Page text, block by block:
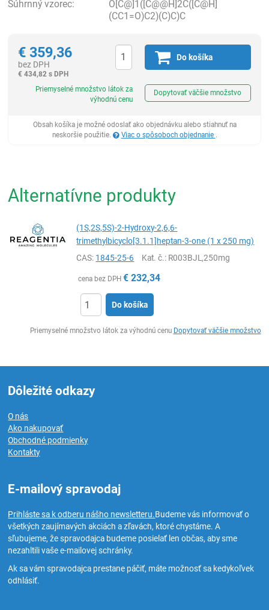
Súhrnný vzorec:
O[C@]1([C@@H]2C([C@H]
(CC1=O)C2)(C)C)C
€ 359,36
bez DPH
€ 434,82 s DPH
Do košíka
Priemyselné množstvo látok za
výhodnú cenu
Dopytovať väčšie množstvo
Obsah košíka je možné odoslať ako objednávku alebo stiahnuť na
neskoršie použitie.
Viac o spôsoboch objednanie .
Alternatívne produkty
(1S,2S,5S)-2-Hydroxy-2,6,6-
trimethylbicyclo[3.1.1]heptan-3-one (1 x 250 mg)
CAS: 1845-25-6 Kat. č.: R003BJL,250mg
cena bez DPH € 232,34
Do košíka
Priemyselné množstvo látok za výhodnú cenu Dopytovať väčšie množstvo
Dôležité odkazy
O nás
Ako nakupovať
Obchodné podmienky
Kontakty
E-mailový spravodaj
Prihláste sa k odberu nášho newsletteru.Budeme vás informovať o
všetkých zaujímavých akciách a zľavách, ktoré chystáme. A
sľubujeme, že spravodajca budeme posielať len občas, aby sme
nezahltili vaše e-mailovej schránky.
Ak sa vám spravodajca prestane páčiť, máte možnosť sa kedykoľvek
odhlásiť.